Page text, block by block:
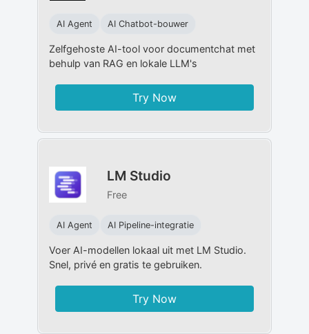
AI Agent AI Chatbot-bouwer
Zelfgehoste AI-tool voor documentchat met
behulp van RAG en lokale LLM's
Try Now
LM Studio
Free
AI Agent AI Pipeline-integratie
Voer AI-modellen lokaal uit met LM Studio.
Snel, privé en gratis te gebruiken.
Try Now